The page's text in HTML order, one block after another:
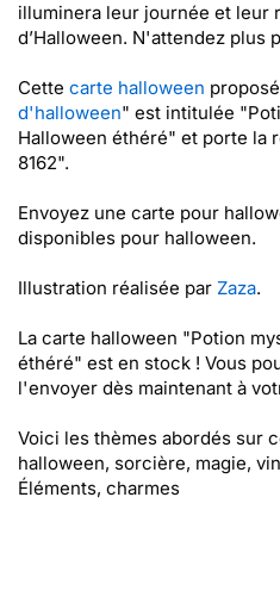
illuminera leur journée et leur
d’Halloween. N'attendez plus
Cette carte halloween
d'halloween" est intitulée
Halloween éthéré" et porte la
8162".
Envoyez une carte pour
disponibles pour halloween.
Illustration réalisée par Zaza.
La carte halloween "Potion
éthéré" est en stock ! Vous
l'envoyer dès maintenant à
Voici les thèmes abordés sur
halloween, sorcière, magie,
Éléments, charmes